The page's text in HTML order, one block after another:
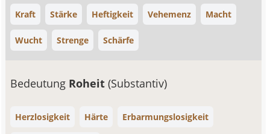
Kraft Stärke Heftigkeit Vehemenz Macht
Wucht Strenge Schärfe
Bedeutung Roheit(Substantiv)
Herzlosigkeit Härte Erbarmungslosigkeit